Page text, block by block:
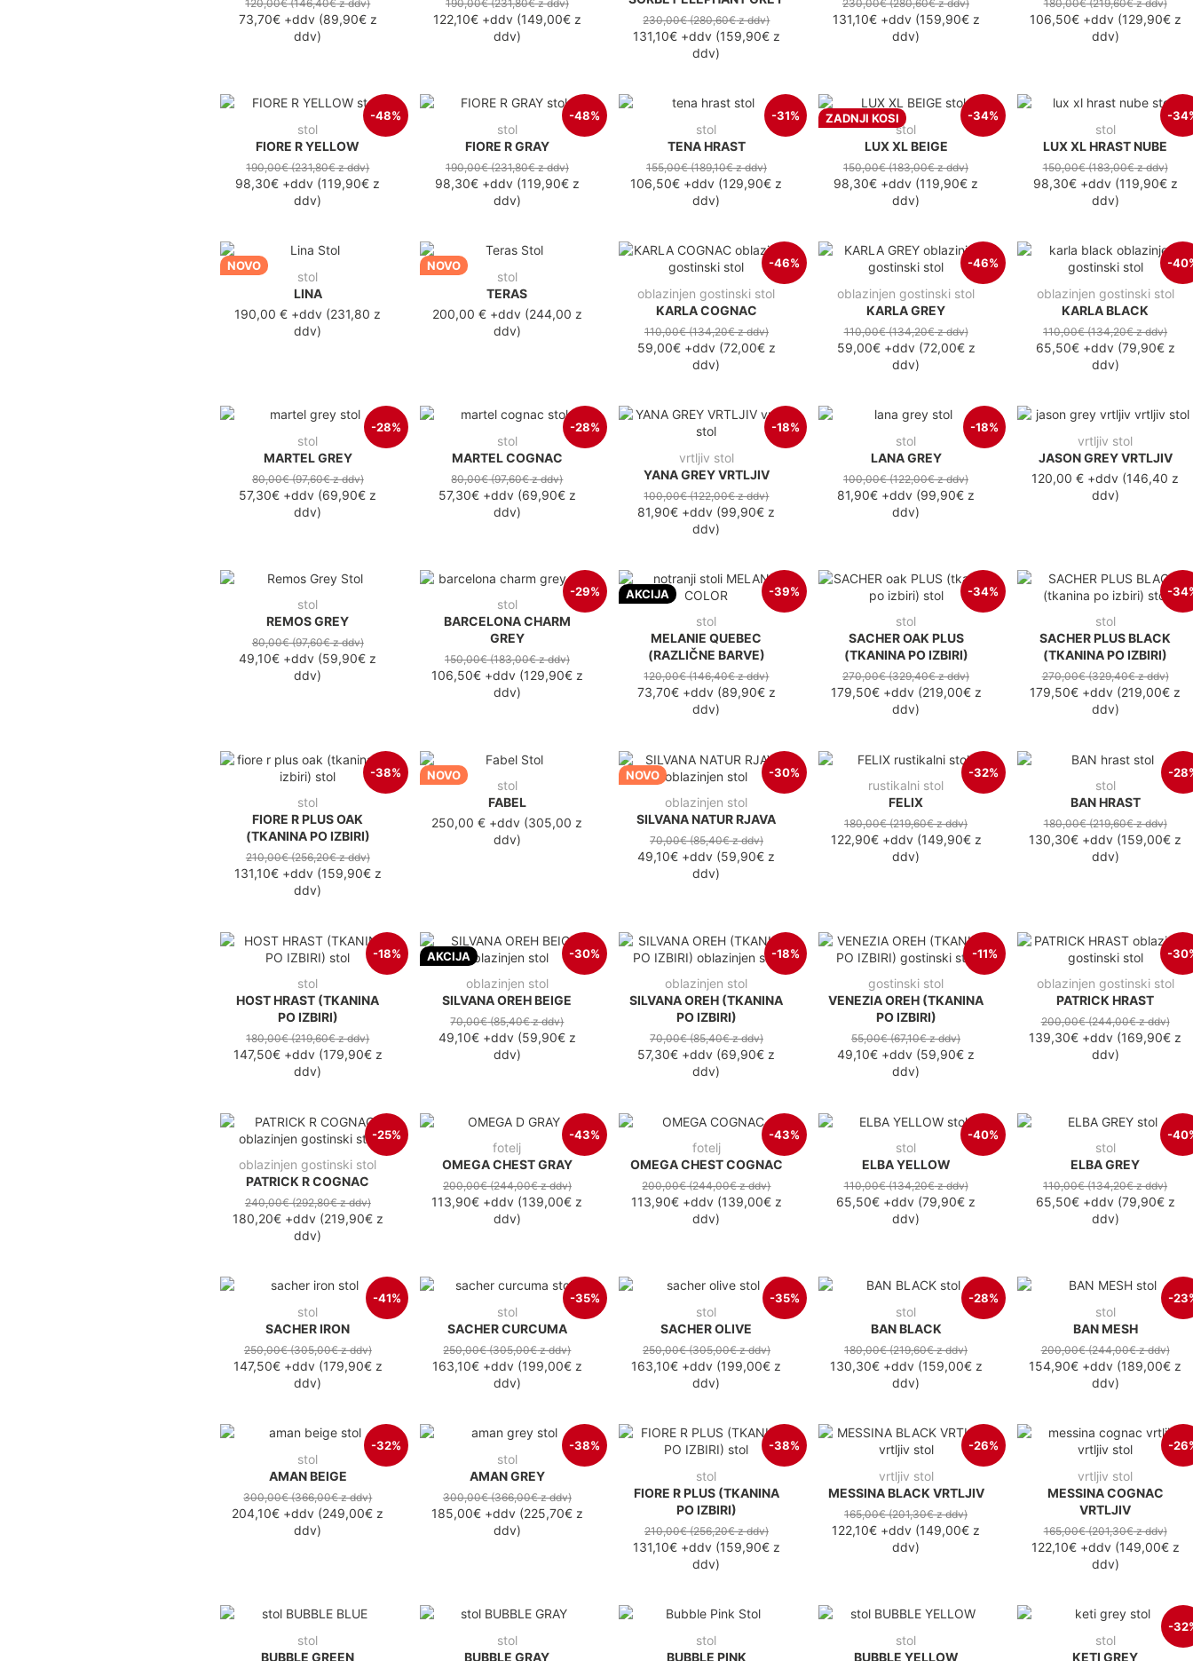
120,00€(146,40€z ddv)
73,70€+ddv(89,90€z
ddv)
190,00€(231,80€z ddv)
122,10€+ddv(149,00€z
ddv)
230,00€(280,60€z ddv)
131,10€+ddv(159,90€z
ddv)
230,00€(280,60€z ddv)
131,10€+ddv(159,90€z
ddv)
180,00€(219,60€z ddv)
106,50€+ddv(129,90€z
ddv)
-48%
stol
FIORE R YELLOW
190,00€(231,80€z ddv)
98,30€ +ddv (119,90€ z
ddv)
-48%
stol
FIORE R GRAY
190,00€(231,80€z ddv)
98,30€+ddv(119,90€z
ddv)
-31%
stol
TENA HRAST
155,00€(189,10€z ddv)
106,50€ +ddv (129,90€ z
ddv)
ZADNJI KOSI -34%
stol
LUX XL BEIGE
150,00€(183,00€z ddv)
98,30€ +ddv (119,90€ z
ddv)
-
stol
LUX XL HRAST NUBE
150,00€(183,00€z ddv)
98,30€+ddv(119,90€z
ddv)
NOVO
stol
LINA
190,00 € +ddv (231,80 z
ddv)
NOVO
stol
TERAS
200,00 €+ddv(244,00 z
ddv)
-46%
oblazinjen gostinski stol
KARLA COGNAC
110,00€(134,20€z ddv)
59,00€+ddv(72,00€z
ddv)
-46%
oblazinjen gostinski stol
KARLA GREY
110,00€(134,20€z ddv)
59,00€+ddv(72,00€z
ddv)
-
oblazinjen gostinski stol
KARLA BLACK
110,00€(134,20€z ddv)
65,50€+ddv(79,90€z
ddv)
-28%
stol
MARTEL GREY
80,00€(97,60€z ddv)
57,30€ +ddv (69,90€ z
ddv)
-28%
stol
MARTEL COGNAC
80,00€(97,60€z ddv)
57,30€+ddv(69,90€z
ddv)
-18%
vrtljiv stol
YANA GREY VRTLJIV
100,00€(122,00€z ddv)
81,90€ +ddv (99,90€ z
ddv)
-18%
stol
LANA GREY
100,00€(122,00€z ddv)
81,90€ +ddv (99,90€ z
ddv)
vrtljiv stol
JASON GREY VRTLJIV
120,00 € +ddv (146,40 z
ddv)
stol
REMOS GREY
80,00€(97,60€z ddv)
49,10€ +ddv (59,90€ z
ddv)
-29%
stol
BARCELONA CHARM
GREY
150,00€(183,00€z ddv)
106,50€+ddv(129,90€z
ddv)
AKCIJA -39%
stol
MELANIE QUEBEC
(RAZLIČNE BARVE)
120,00€(146,40€z ddv)
73,70€+ddv(89,90€z
ddv)
-34%
stol
SACHER OAK PLUS
(TKANINA PO IZBIRI)
270,00€(329,40€z ddv)
179,50€+ddv(219,00€z
ddv)
-
stol
SACHER PLUS BLACK
(TKANINA PO IZBIRI)
270,00€(329,40€z ddv)
179,50€ +ddv (219,00€ z
ddv)
-38%
stol
FIORE R PLUS OAK
(TKANINA PO IZBIRI)
210,00€(256,20€z ddv)
131,10€+ddv(159,90€z
ddv)
NOVO
stol
FABEL
250,00 € +ddv (305,00 z
ddv)
NOVO -30%
oblazinjen stol
SILVANA NATUR RJAVA
70,00€(85,40€z ddv)
49,10€ +ddv (59,90€ z
ddv)
-32%
rustikalni stol
FELIX
180,00€(219,60€z ddv)
122,90€+ddv(149,90€z
ddv)
-
stol
BAN HRAST
180,00€(219,60€z ddv)
130,30€ +ddv (159,00€ z
ddv)
-18%
stol
HOST HRAST (TKANINA
PO IZBIRI)
180,00€(219,60€z ddv)
147,50€+ddv(179,90€z
ddv)
AKCIJA -30%
oblazinjen stol
SILVANA OREH BEIGE
70,00€(85,40€z ddv)
49,10€+ddv(59,90€z
ddv)
-18%
oblazinjen stol
SILVANA OREH (TKANINA
PO IZBIRI)
70,00€(85,40€z ddv)
57,30€ +ddv (69,90€ z
ddv)
-11%
gostinski stol
VENEZIA OREH (TKANINA
PO IZBIRI)
55,00€(67,10€z ddv)
49,10€ +ddv (59,90€ z
ddv)
-
oblazinjen gostinski stol
PATRICK HRAST
200,00€(244,00€z ddv)
139,30€ +ddv (169,90€ z
ddv)
-25%
oblazinjen gostinski stol
PATRICK R COGNAC
240,00€(292,80€z ddv)
180,20€+ddv(219,90€z
ddv)
-43%
fotelj
OMEGA CHEST GRAY
200,00€(244,00€z ddv)
113,90€ +ddv (139,00€ z
ddv)
-43%
fotelj
OMEGA CHEST COGNAC
200,00€(244,00€z ddv)
113,90€+ddv(139,00€z
ddv)
-40%
stol
ELBA YELLOW
110,00€(134,20€z ddv)
65,50€ +ddv (79,90€ z
ddv)
-
stol
ELBA GREY
110,00€(134,20€z ddv)
65,50€+ddv(79,90€z
ddv)
-41%
stol
SACHER IRON
250,00€(305,00€z ddv)
147,50€+ddv(179,90€z
ddv)
-35%
stol
SACHER CURCUMA
250,00€(305,00€z ddv)
163,10€+ddv(199,00€z
ddv)
-35%
stol
SACHER OLIVE
250,00€(305,00€z ddv)
163,10€ +ddv (199,00€ z
ddv)
-28%
stol
BAN BLACK
180,00€(219,60€z ddv)
130,30€+ddv(159,00€z
ddv)
-
stol
BAN MESH
200,00€(244,00€z ddv)
154,90€ +ddv (189,00€ z
ddv)
-32%
stol
AMAN BEIGE
300,00€(366,00€z ddv)
204,10€ +ddv (249,00€ z
ddv)
-38%
stol
AMAN GREY
300,00€(366,00€z ddv)
185,00€+ddv(225,70€z
ddv)
-38%
stol
FIORE R PLUS (TKANINA
PO IZBIRI)
210,00€(256,20€z ddv)
131,10€+ddv(159,90€z
ddv)
-26%
vrtljiv stol
MESSINA BLACK VRTLJIV
165,00€(201,30€z ddv)
122,10€ +ddv (149,00€ z
ddv)
-
vrtljiv stol
MESSINA COGNAC
VRTLJIV
165,00€(201,30€z ddv)
122,10€+ddv(149,00€z
ddv)
stol
BUBBLE GREEN
stol
BUBBLE GRAY
stol
BUBBLE PINK
stol
BUBBLE YELLOW
-
stol
KETI GREY